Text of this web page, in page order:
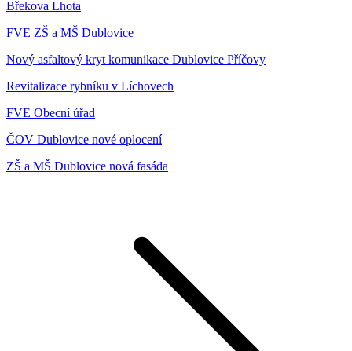
Břekova Lhota
FVE ZŠ a MŠ Dublovice
Nový asfaltový kryt komunikace Dublovice Příčovy
Revitalizace rybníku v Líchovech
FVE Obecní úřad
ČOV Dublovice nové oplocení
ZŠ a MŠ Dublovice nová fasáda